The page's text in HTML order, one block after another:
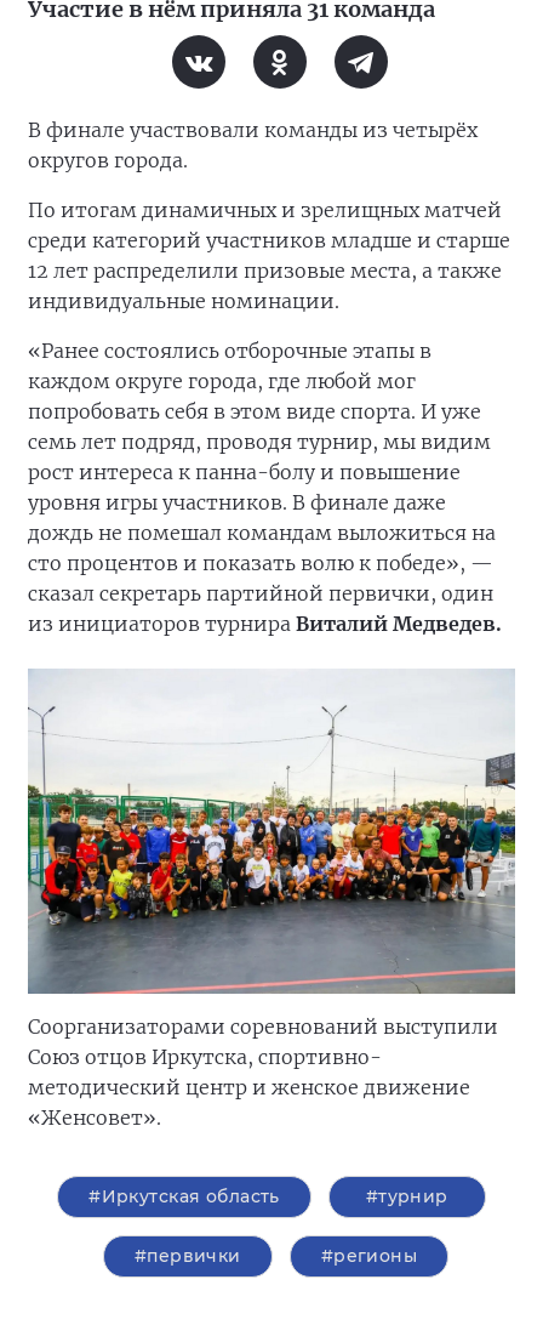
Участие в нём приняла 31 команда
В финале участвовали команды из четырёх
округов города.
По итогам динамичных и зрелищных матчей
среди категорий участников младше и старше
12 лет распределили призовые места, а также
индивидуальные номинации.
«Ранее состоялись отборочные этапы в
каждом округе города, где любой мог
попробовать себя в этом виде спорта. И уже
семь лет подряд, проводя турнир, мы видим
рост интереса к панна-болу и повышение
уровня игры участников. В финале даже
дождь не помешал командам выложиться на
сто процентов и показать волю к победе», —
сказал секретарь партийной первички, один
из инициаторов турнира Виталий Медведев.
Соорганизаторами соревнований выступили
Союз отцов Иркутска, спортивно-
методический центр и женское движение
«Женсовет».
#Иркутская область #турнир
#первички #регионы